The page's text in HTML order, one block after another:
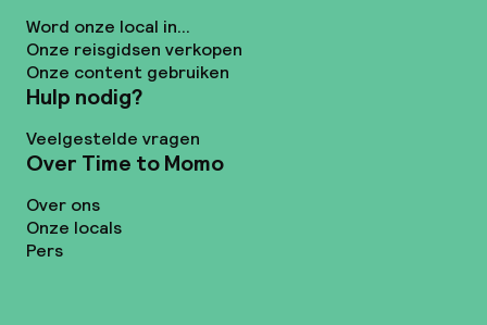
Word onze local in...
Onze reisgidsen verkopen
Onze content gebruiken
Hulp nodig?
Veelgestelde vragen
Over Time to Momo
Over ons
Onze locals
Pers